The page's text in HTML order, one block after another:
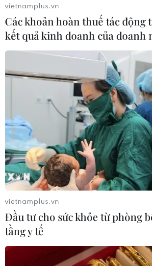
vietnamplus.vn
Các khoản hoàn thuế tác động
kết quả kinh doanh của doanh
vietnamplus.vn
Đầu tư cho sức khỏe từ phòng
tầng y tế